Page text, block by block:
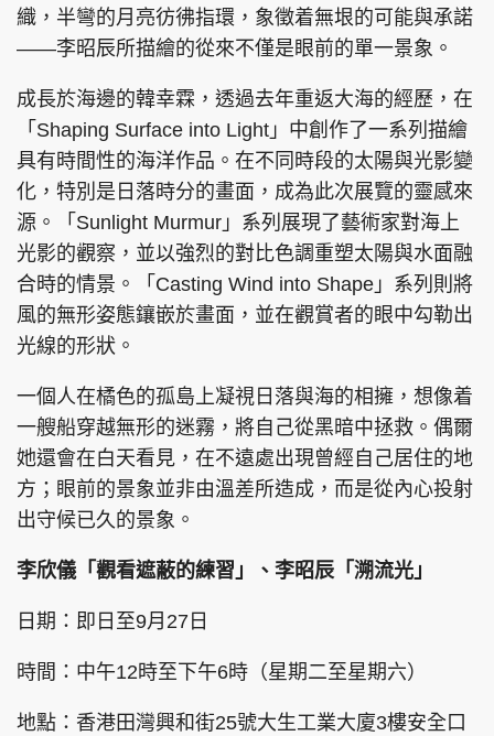
織，半彎的月亮彷彿指環，象徵着無垠的可能與承諾
——李昭⾠所描繪的從來不僅是眼前的單一景象。
成長於海邊的韓幸霖，透過去年重返大海的經歷，在
「Shaping Surface into Light」中創作了一系列描繪
具有時間性的海洋作品。在不同時段的太陽與光影變
化，特別是日落時分的畫面，成為此次展覽的靈感來
源。「Sunlight Murmur」系列展現了藝術家對海上
光影的觀察，並以強烈的對比色調重塑太陽與水面融
合時的情景。「Casting Wind into Shape」系列則將
風的無形姿態鑲嵌於畫面，並在觀賞者的眼中勾勒出
光線的形狀。
一個人在橘色的孤島上凝視日落與海的相擁，想像着
一艘船穿越無形的迷霧，將自己從黑暗中拯救。偶爾
她還會在白天看見，在不遠處出現曾經自己居住的地
方；眼前的景象並非由溫差所造成，而是從內心投射
出守候已久的景象。
李欣儀「觀看遮蔽的練習」、李昭⾠「溯流光」
日期：即日至9月27日
時間：中午12時至下午6時（星期二至星期六）
地點：香港田灣興和街25號大生工業大廈3樓安全口